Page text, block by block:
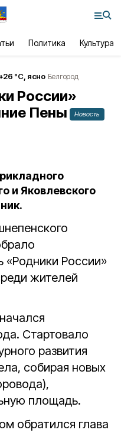
Политика Культура
26 °С, ясно Белгород
России»
Пены
Новость
и Яковлевского
«Родники России»
жителей
Стартовало
развития
собирая новых
площадь.
обратился глава